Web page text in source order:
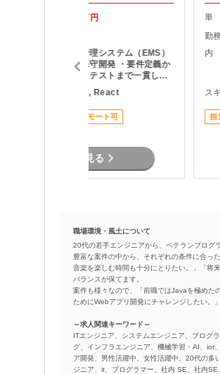
万円
・エネルギー管理システム（EMS）
の機能追加・保守開発 ・要件定義か
ら設計、開発、テストまで一貫して
担当 ・API仕様書を基にしたDB設
計・ロジック設計 ・設計書作成およ
び各種レビュー対応 ・プロジェクト
管理支援（進捗・課題管理、関係者
Java , Python , React
リモート可
詳細を見る
単
勤
内
ス
担
職場環境・風土について
20代の若手エンジニアから、ベテランプログ
豊富な案件の中から、それぞれの条件に合っ
音楽を楽しむ時間も十分にとりたい。」「将
バランスが保てます。
案件も様々なので、「前職ではJavaを極めた
ためにWebアプリ開発にチャレンジしたい。
～求人関連キーワード～
ITエンジニア、システムエンジニア、プログ
グ、インフラエンジニア、機械学習・AI、iot
ア開発、男性活躍中、女性活躍中、20代の多
ジニア、it、プログラマー、社内 SE、社内